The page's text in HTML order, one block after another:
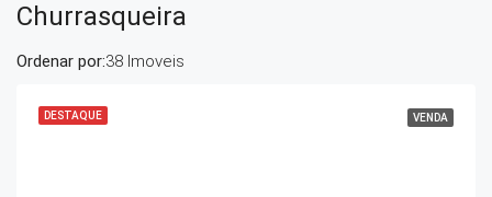
Churrasqueira
38 Imoveis
Ordenar por:
DESTAQUE VENDA